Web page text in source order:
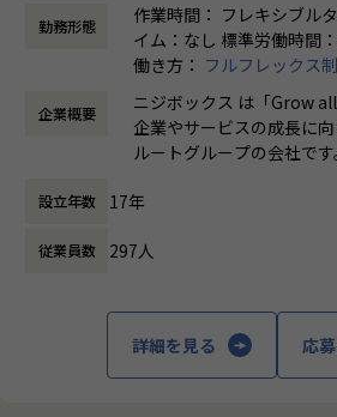
仕様書の作成、開発スケジューリング策
開発メンバーのアサインや工数管理（社
行うケースも）
開発領域におけるディレクション
品質チェック
やりがい/魅力/醍醐味
ー、アートディレクター、 開発
ドエンジニアなど、各専門領域のメンバ
る、一貫したチーム体制で案件に関わっ
勤務形態
作業時間： フレキシブル
イム：なし 標準労働
働き方： フルフレックス制
時間外労働の有無： 有（
間）
休憩時間： 60分
企業概要
ニジボックス は「Grow all
企業やサービスの成長に
ルートグループの会社です
ングなどを通じて、お客様
私たちはこの言葉を企業の
す。
設立年数 17年
従業員数 297人
詳細を見る 応